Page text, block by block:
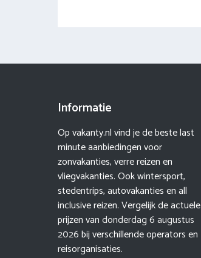
Informatie
Op vakanty.nl vind je de beste last
minute aanbiedingen voor
zonvakanties, verre reizen en
vliegvakanties. Ook wintersport,
stedentrips, autovakanties en all
inclusive reizen. Vergelijk de actuele
prijzen vandonderdag 6 augustus
2026bij verschillende operators en
reisorganisaties.